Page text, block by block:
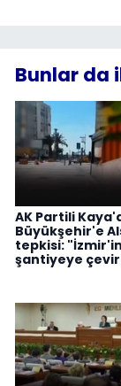
Bunlar da
AK Partili
Büyükşehir'e
tepkisi:
şantiyeye